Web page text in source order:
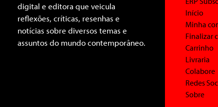
digital e editora que veicula
reflexões, críticas, resenhas e
notícias sobre diversos temas e
assuntos do mundo contemporâneo.
Início
Minha
Finalizar
Carrinho
Livraria
Colabore
Redes
Sobre